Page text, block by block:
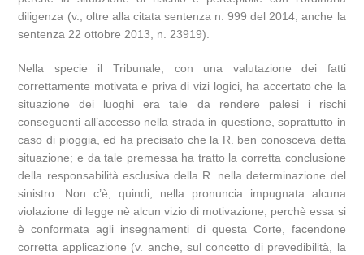
diligenza (v., oltre alla citata sentenza n. 999 del 2014, anche la
sentenza 22 ottobre 2013, n. 23919).
Nella specie il Tribunale, con una valutazione dei fatti
correttamente motivata e priva di vizi logici, ha accertato che la
situazione dei luoghi era tale da rendere palesi i rischi
conseguenti all’accesso nella strada in questione, soprattutto in
caso di pioggia, ed ha precisato che la R. ben conosceva detta
situazione; e da tale premessa ha tratto la corretta conclusione
della responsabilità esclusiva della R. nella determinazione del
sinistro. Non c’è, quindi, nella pronuncia impugnata alcuna
violazione di legge nè alcun vizio di motivazione, perchè essa si
è conformata agli insegnamenti di questa Corte, facendone
corretta applicazione (v. anche, sul concetto di prevedibilità, la